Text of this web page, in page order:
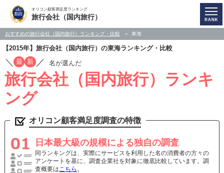
オリコン顧客満足度ランキング
旅行会社（国内旅行）
おすすめの旅行会社（国内旅行）ランキング・比較 東海
【2015年】旅行会社（国内旅行）の東海ランキング・比較
／ 最 新 ／ 名が選んだ
旅行会社（国内旅行）ランキ
ング
オリコン顧客満足度調査の特徴
日本最大級の規模による独自の調査
同ランキングは、実際にサービスを利用した名の消費者の方々の
アンケートを基に、調査企業社を対象に徹底比較しています。調
査概要はこちら 。